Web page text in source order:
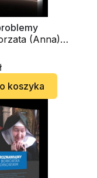
(Anna)
koszyka